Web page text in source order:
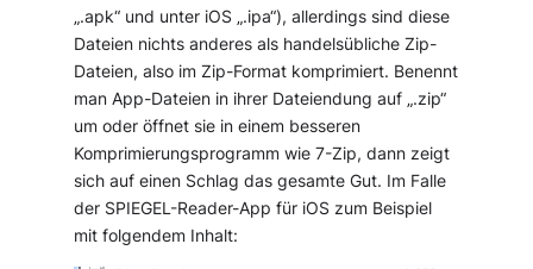
„.apk“ und unter iOS „.ipa“), allerdings sind diese
Dateien nichts anderes als handelsübliche Zip-
Dateien, also im Zip-Format komprimiert. Benennt
man App-Dateien in ihrer Dateiendung auf „.zip“
um oder öffnet sie in einem besseren
Komprimierungsprogramm wie 7-Zip, dann zeigt
sich auf einen Schlag das gesamte Gut. Im Falle
der SPIEGEL-Reader-App für iOS zum Beispiel
mit folgendem Inhalt: